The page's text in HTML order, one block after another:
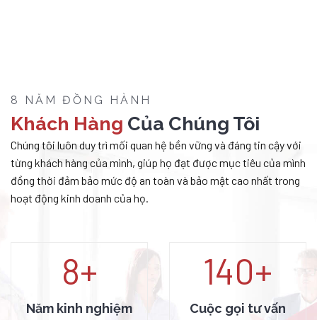
8 NĂM ĐỒNG HÀNH
Khách Hàng Của Chúng Tôi
Chúng tôi luôn duy trì mối quan hệ bền vững và đáng tin cậy với
từng khách hàng của mình, giúp họ đạt được mục tiêu của mình
đồng thời đảm bảo mức độ an toàn và bảo mật cao nhất trong
hoạt động kinh doanh của họ.
8+
Năm kinh nghiệm
140+
Cuộc gọi tư vấn